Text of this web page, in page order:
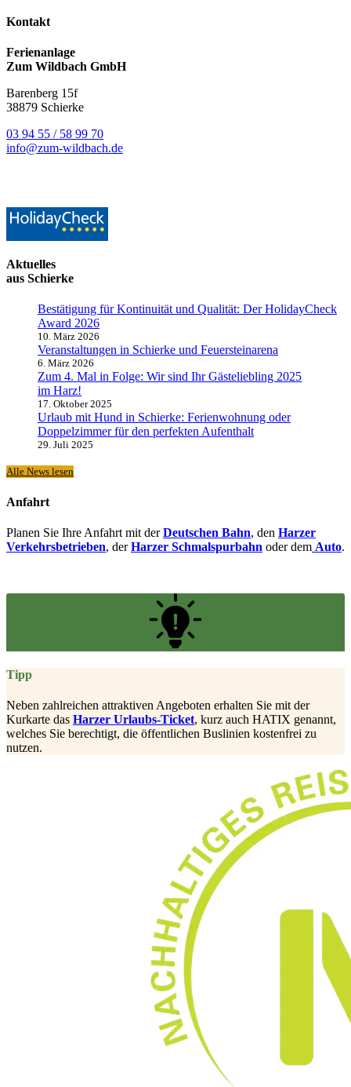
Kontakt
Ferienanlage
Zum Wildbach GmbH
Barenberg 15f
38879 Schierke
03 94 55 / 58 99 70
info@zum-wildbach.de
Aktuelles
aus Schierke
Bestätigung für Kontinuität und Qualität: Der HolidayCheck
Award 2026
10. März 2026
Veranstaltungen in Schierke und Feuersteinarena
6. März 2026
Zum 4. Mal in Folge: Wir sind Ihr Gästeliebling 2025
im Harz!
17. Oktober 2025
Urlaub mit Hund in Schierke: Ferienwohnung oder
Doppelzimmer für den perfekten Aufenthalt
29. Juli 2025
Alle News lesen
Anfahrt
Planen Sie Ihre Anfahrt mit derDeutschen Bahn, den Harzer
Verkehrsbetrieben, derHarzer Schmalspurbahn oder dem Auto.
Tipp
Neben zahlreichen attraktiven Angeboten erhalten Sie mit der
Kurkarte das Harzer Urlaubs-Ticket, kurz auch HATIX genannt,
welches Sie berechtigt, die öffentlichen Buslinien kostenfrei zu
nutzen.